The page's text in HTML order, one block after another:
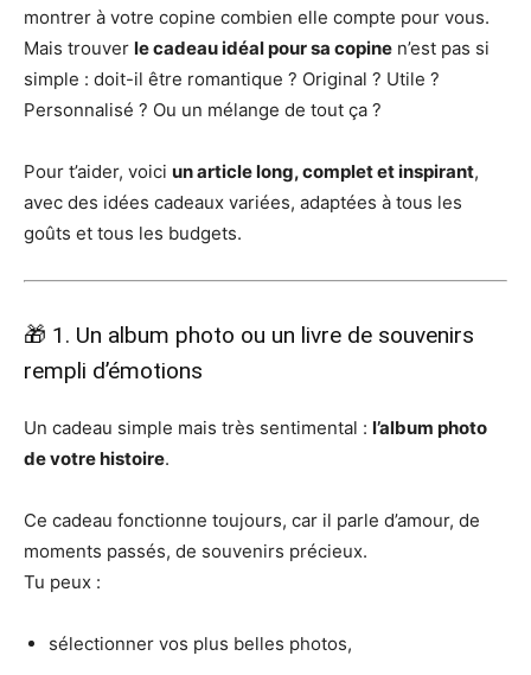
montrer à votre copine combien elle compte pour vous.
Mais trouver le cadeau idéal pour sa copine n’est pas si
simple : doit-il être romantique ? Original ? Utile ?
Personnalisé ? Ou un mélange de tout ça ?
Pour t’aider, voici un article long, complet et inspirant,
avec des idées cadeaux variées, adaptées à tous les
goûts et tous les budgets.
🎁 1. Un album photo ou un livre de souvenirs
rempli d’émotions
Un cadeau simple mais très sentimental : l’album photo
de votre histoire.
Ce cadeau fonctionne toujours, car il parle d’amour, de
moments passés, de souvenirs précieux.
Tu peux :
sélectionner vos plus belles photos,